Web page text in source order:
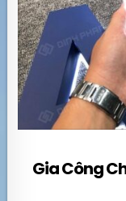
Gia Công